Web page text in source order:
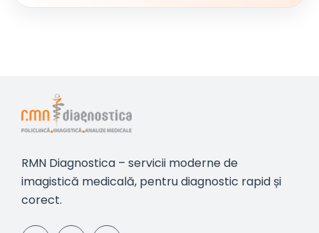
RMN Diagnostica – servicii moderne de
imagistică medicală, pentru diagnostic rapid și
corect.